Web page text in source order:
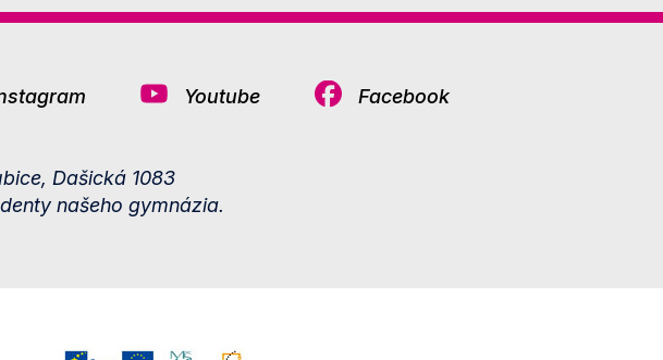
Youtube Facebook
Dašická 1083
našeho gymnázia.